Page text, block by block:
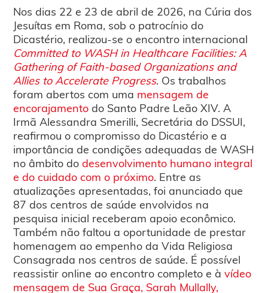
Nos dias 22 e 23 de abril de 2026, na Cúria dos
Jesuítas em Roma, sob o patrocínio do
Dicastério, realizou-se o encontro internacional
Committed to WASH in Healthcare Facilities: A
Gathering of Faith-based Organizations and
Allies to Accelerate Progress. Os trabalhos
foram abertos com uma mensagem de
encorajamento do Santo Padre Leão XIV. A
Irmã Alessandra Smerilli, Secretária do DSSUI,
reafirmou o compromisso do Dicastério e a
importância de condições adequadas de WASH
no âmbito dodesenvolvimento humano integral
e do cuidado com o próximo. Entre as
atualizações apresentadas, foi anunciado que
87 dos centros de saúde envolvidos na
pesquisa inicial receberam apoio econômico.
Também não faltou a oportunidade de prestar
homenagem ao empenho da Vida Religiosa
Consagrada nos centros de saúde. É possível
reassistir online ao encontro completo e àvídeo
mensagem de Sua Graça, Sarah Mullally,